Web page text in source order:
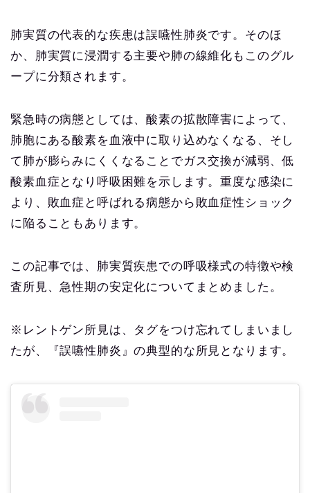
肺実質の代表的な疾患は誤嚥性肺炎です。そのほ
か、肺実質に浸潤する主要や肺の線維化もこのグル
ープに分類されます。
緊急時の病態としては、酸素の拡散障害によって、
肺胞にある酸素を血液中に取り込めなくなる、そし
て肺が膨らみにくくなることでガス交換が減弱、低
酸素血症となり呼吸困難を示します。重度な感染に
より、敗血症と呼ばれる病態から敗血症性ショック
に陥ることもあります。
この記事では、肺実質疾患での呼吸様式の特徴や検
査所見、急性期の安定化についてまとめました。
※レントゲン所見は、タグをつけ忘れてしまいまし
たが、『誤嚥性肺炎』の典型的な所見となります。